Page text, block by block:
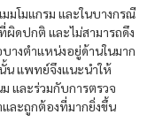
มโมแกรม และในบางกรณี
ดปกติ และไม่สามารถดึง
บางตำแหน่งอยู่ด้านในมาก
น แพทย์จึงแนะนำให้
และร่วมกับการตรวจ
และถูกต้องที่มากยิ่งขึ้น